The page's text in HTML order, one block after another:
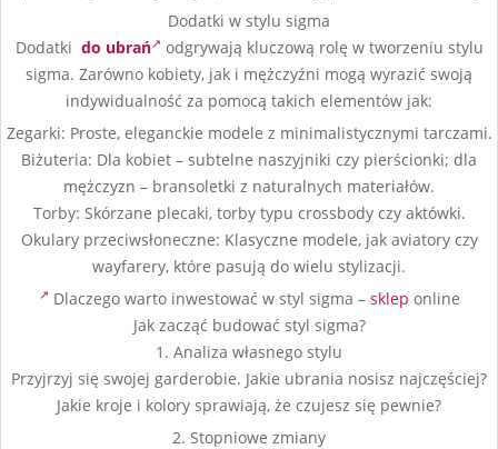
Dodatki w stylu sigma
Dodatki do ubrań
odgrywają kluczową rolę w tworzeniu stylu
sigma. Zarówno kobiety, jak i mężczyźni mogą wyrazić swoją
indywidualność za pomocą takich elementów jak:
Zegarki: Proste, eleganckie modele z minimalistycznymi tarczami.
Biżuteria: Dla kobiet – subtelne naszyjniki czy pierścionki; dla
mężczyzn – bransoletki z naturalnych materiałów.
Torby: Skórzane plecaki, torby typu crossbody czy aktówki.
Okulary przeciwsłoneczne: Klasyczne modele, jak aviatory czy
wayfarery, które pasują do wielu stylizacji.
Dlaczego warto inwestować w styl sigma – sklep online
Jak zacząć budować styl sigma?
1. Analiza własnego stylu
Przyjrzyj się swojej garderobie. Jakie ubrania nosisz najczęściej?
Jakie kroje i kolory sprawiają, że czujesz się pewnie?
2. Stopniowe zmiany